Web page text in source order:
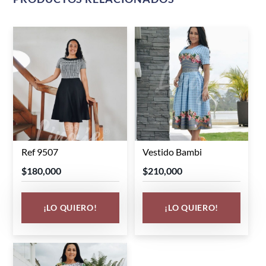
Ref 9507
$180,000
¡LO QUIERO!
Este
producto
tiene
variantes.
opciones
se
Vestido Bambi
$210,000
¡LO QUIERO!
Este
producto
tiene
variantes.